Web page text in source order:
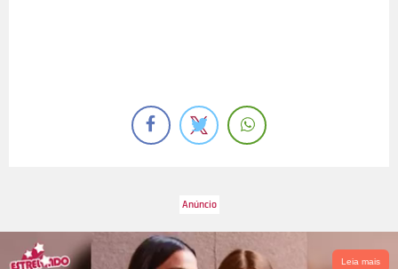
Leia mais